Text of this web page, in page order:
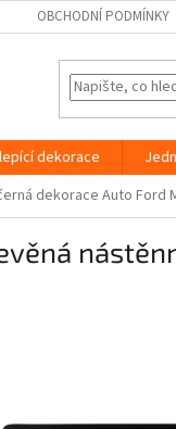
OBCHODNÍ PODMÍNKY
dekorace
dekorace Auto Ford